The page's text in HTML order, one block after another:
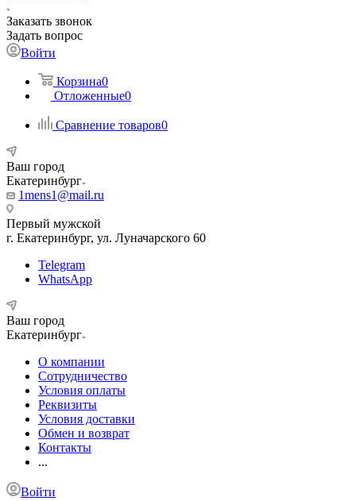
Заказать звонок
Задать вопрос
Войти
Корзина0
Отложенные0
Сравнение товаров0
Ваш город
Екатеринбург
1mens1@mail.ru
Первый мужской
г. Екатеринбург, ул. Луначарского 60
Telegram
WhatsApp
Ваш город
Екатеринбург
О компании
Сотрудничество
Условия оплаты
Реквизиты
Условия доставки
Обмен и возврат
Контакты
...
Войти